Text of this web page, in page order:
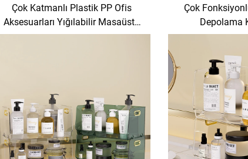
Çok Katmanlı Plastik PP Ofis
Aksesuarları Yığılabilir Masaüstü
Depolama Çekmeceleri
Çok
Depolama
Malzemeleri